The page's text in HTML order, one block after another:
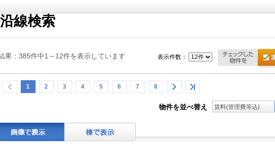
線検索
果：385件中1～12件を表示しています
1 2 3 4 5 6 7 8
表示件数：
物件を並べ替え 賃料(管理費等込)